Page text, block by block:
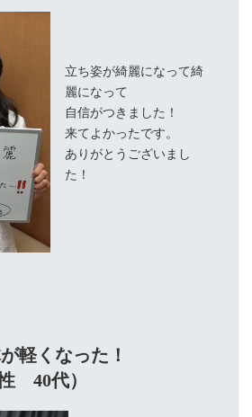
立ち姿が綺麗になって綺
麗になって
自信がつきました！
来てよかったです。
ありがとうございまし
た！
軽くなった！
40代）